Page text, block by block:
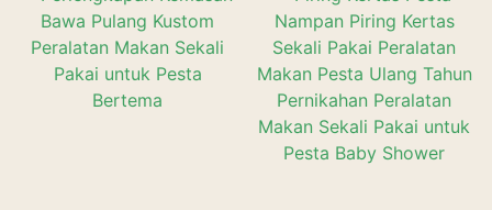
Kraft Sekali Pakai
Nampan Makanan